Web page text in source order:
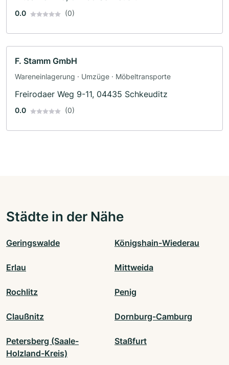
0.0 (0)
F. Stamm GmbH
Wareneinlagerung · Umzüge · Möbeltransporte
Freirodaer Weg 9-11, 04435 Schkeuditz
0.0 (0)
Städte in der Nähe
Geringswalde Königshain-Wiederau
Erlau Mittweida
Rochlitz Penig
Claußnitz Dornburg-Camburg
Petersberg (Saale-
Holzland-Kreis)
Staßfurt